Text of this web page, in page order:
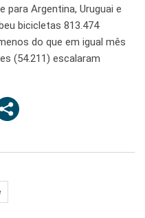
para Argentina, Uruguai e
bicicletas 813.474
do que em igual mês
(54.211) escalaram